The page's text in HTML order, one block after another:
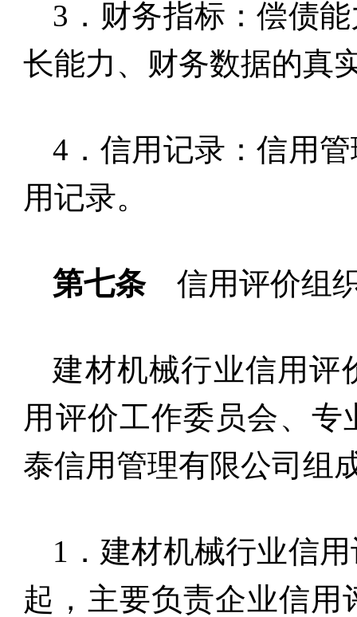
3 ．财务指标：偿债
长能力、财务数据的真
4 ．信用记录：信用
用记录。
第七条信用评价组
建材机械行业信用评
用评价工作委员会、
泰信用管理有限公司组
1
．建材机械行业信
起，主要负责企业信